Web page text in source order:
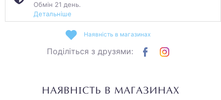
Обмін 21 день.
Детальніше
Наявність в магазинах
Поділіться з друзями:
НАЯВНІСТЬ В МАГАЗИНАХ